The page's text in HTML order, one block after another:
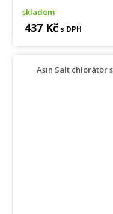
skladem
437 Kč s DPH
Asin Salt chlorátor